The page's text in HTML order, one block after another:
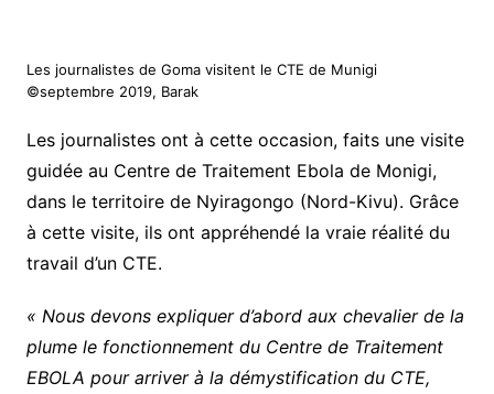
Les journalistes de Goma visitent le CTE de Munigi
©septembre 2019, Barak
Les journalistes ont à cette occasion, faits une visite
guidée au Centre de Traitement Ebola de Monigi,
dans le territoire de Nyiragongo (Nord-Kivu). Grâce
à cette visite, ils ont appréhendé la vraie réalité du
travail d’un CTE.
« Nous devons expliquer d’abord aux chevalier de la
plume le fonctionnement du Centre de Traitement
EBOLA pour arriver à la démystification du CTE,